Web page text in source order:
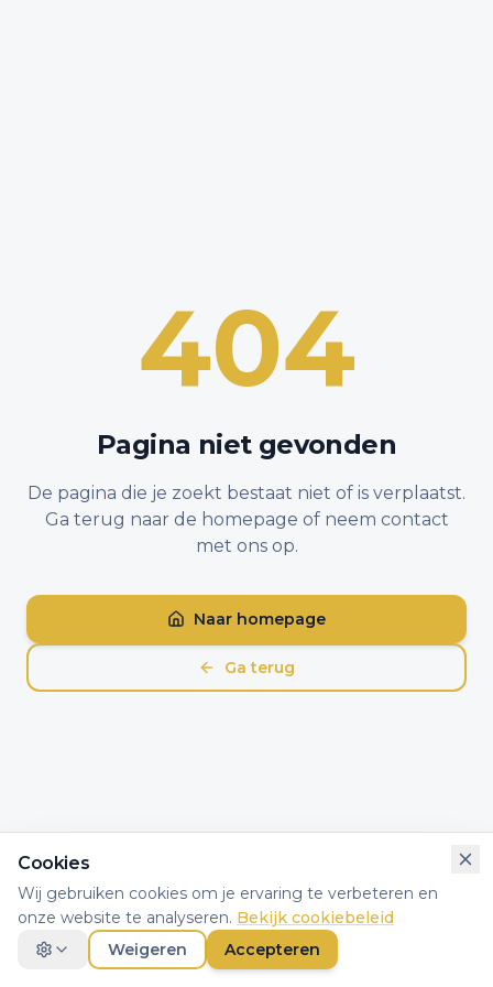
404
Pagina niet gevonden
De pagina die je zoekt bestaat niet of is verplaatst.
Ga terug naar de homepage of neem contact
met ons op.
Naar homepage
Ga terug
Cookies
Wij gebruiken cookies om je ervaring te verbeteren en
onze website te analyseren. Bekijk cookiebeleid
Weigeren
Accepteren